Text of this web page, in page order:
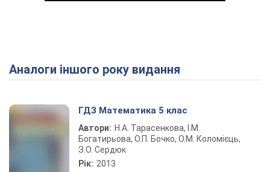
Play Video
Аналоги іншого року видання
ГДЗ Математика 5 клас
Автори: Н.А. Тарасенкова, І.М.
Богатирьова, О.П. Бочко, О.М. Коломієць,
З.О. Сердюк
Рік: 2013